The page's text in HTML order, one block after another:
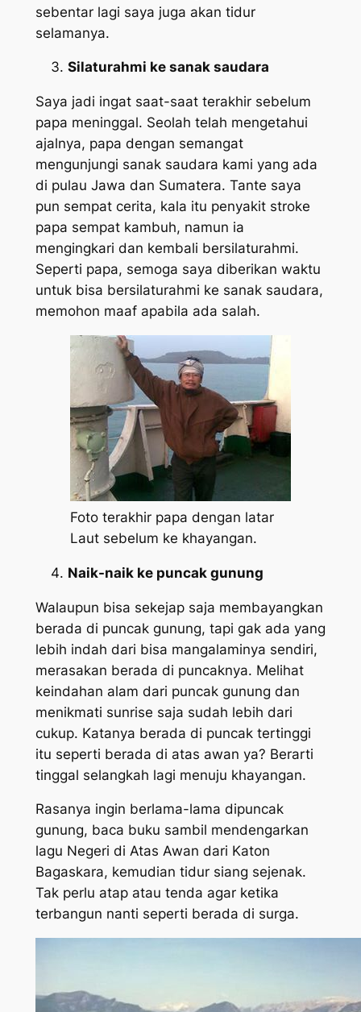
sebentar lagi saya juga akan tidur
selamanya.
Silaturahmi ke sanak saudara
Saya jadi ingat saat-saat terakhir sebelum
papa meninggal. Seolah telah mengetahui
ajalnya, papa dengan semangat
mengunjungi sanak saudara kami yang ada
di pulau Jawa dan Sumatera. Tante saya
pun sempat cerita, kala itu penyakit stroke
papa sempat kambuh, namun ia
mengingkari dan kembali bersilaturahmi.
Seperti papa, semoga saya diberikan waktu
untuk bisa bersilaturahmi ke sanak saudara,
memohon maaf apabila ada salah.
Foto terakhir papa dengan latar
Laut sebelum ke khayangan.
Naik-naik ke puncak gunung
Walaupun bisa sekejap saja membayangkan
berada di puncak gunung, tapi gak ada yang
lebih indah dari bisa mangalaminya sendiri,
merasakan berada di puncaknya. Melihat
keindahan alam dari puncak gunung dan
menikmati sunrise saja sudah lebih dari
cukup. Katanya berada di puncak tertinggi
itu seperti berada di atas awan ya? Berarti
tinggal selangkah lagi menuju khayangan.
Rasanya ingin berlama-lama dipuncak
gunung, baca buku sambil mendengarkan
lagu Negeri di Atas Awan dari Katon
Bagaskara, kemudian tidur siang sejenak.
Tak perlu atap atau tenda agar ketika
terbangun nanti seperti berada di surga.